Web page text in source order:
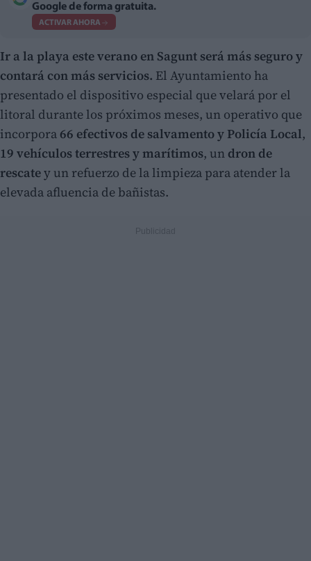
Google de forma gratuita.
ACTIVAR AHORA
Ir a la playa este verano en Sagunt será más seguro y
contará con más servicios. El Ayuntamiento ha
presentado el dispositivo especial que velará por el
litoral durante los próximos meses, un operativo que
incorpora 66 efectivos de salvamento y Policía Local,
19 vehículos terrestres y marítimos, un dron de
rescatey un refuerzo de la limpieza para atender la
elevada afluencia de bañistas.